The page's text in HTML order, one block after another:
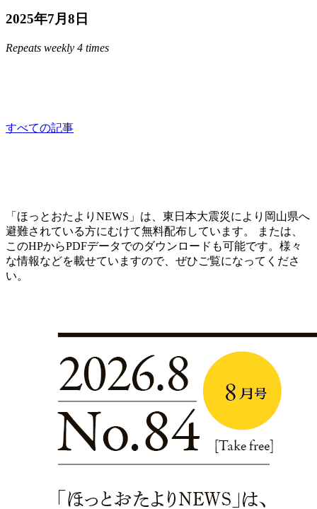
2025年7月8日
Repeats weekly 4 times
すべての記事
「ほっとおたよりNEWS」は、東日本大震災により岡山県へ
避難されている方にむけて無料配布しています。 または、
このHPからPDFデータでのダウンロードも可能です。様々
な情報などを載せていますので、ぜひご覧になってくださ
い。